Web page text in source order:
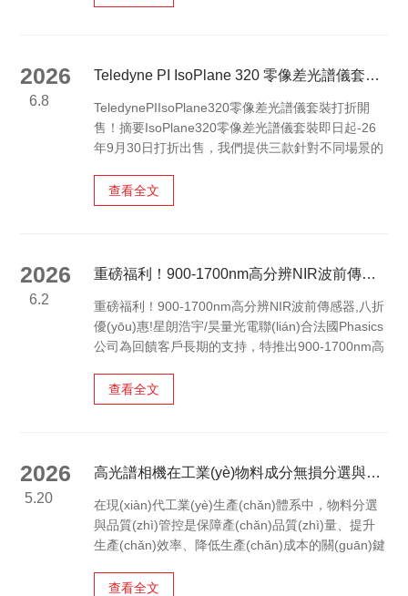
(shù)盛會之一，ICAP29匯集了頂尖學(xué)者，共
頻率轉(zhuǎn)換領(lǐng)域的英國Covesion公司，本
學(xué)與周期極化晶體技術(shù)的領(lǐng)dao者...
2026
6.8
Teledyne PI IsoPlane 320 零像差光譜儀套裝打折開售！
TeledynePIIsoPlane320零像差光譜儀套裝打折開
售！摘要IsoPlane320零像差光譜儀套裝即日起-26
年9月30日打折出售，我們提供三款針對不同場景的
(shè)計，全焦面無像散，光通量相當(dāng)于傳統
(tǒng)500mm焦距光譜儀的2倍。即日起在星朗浩宇/
情及選型建議。弱信號拉曼光譜總是被熒光淹沒？多
查看全文
2026
6.2
重磅福利！900-1700nm高分辨NIR波前傳感器,八折優(yōu)惠!
重磅福利！900-1700nm高分辨NIR波前傳感器,八折
優(yōu)惠!星朗浩宇/昊量光電聯(lián)合法國Phasics
公司為回饋客戶長期的支持，特推出900-1700nm高
26.6.1-26.12.31用戶可享受八折優(yōu)惠，以更低
的成本獲取高精度波前檢測能力。SID4-SWIR-HR近
地通信等領(lǐng)域。活動介紹本次八折活動覆蓋法
查看全文
2026
5.20
高光譜相機在工業(yè)物料成分無損分選與品質(zhì)甄別中的應(yīng)用
在現(xiàn)代工業(yè)生產(chǎn)體系中，物料分選
與品質(zhì)管控是保障產(chǎn)品質(zhì)量、提升
生產(chǎn)效率、降低生產(chǎn)成本的關(guān)鍵
驗、人工目視判斷或接觸式檢測，存在效率低、精度
查看全文